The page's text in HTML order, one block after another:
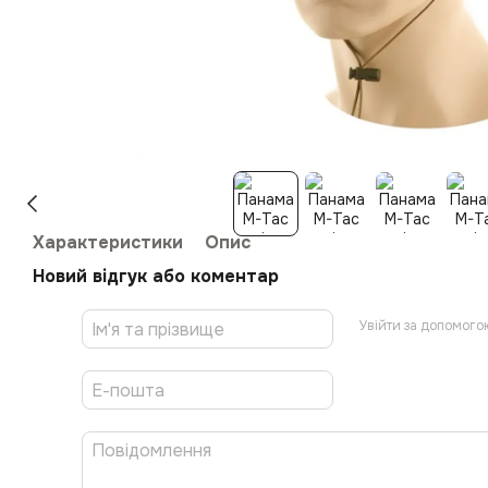
Характеристики
Опис
Новий відгук або коментар
Увійти за